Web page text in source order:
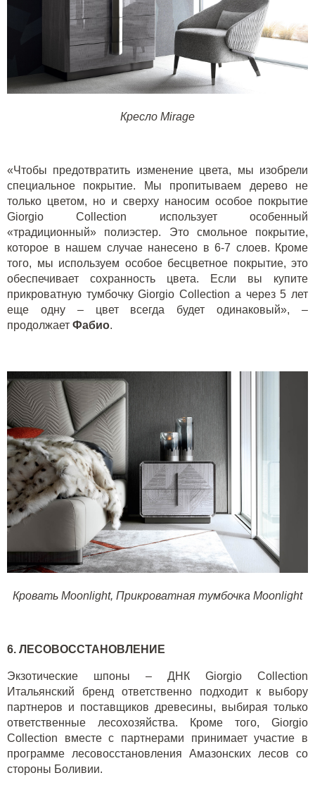
Кресло Mirage
«Чтобы предотвратить изменение цвета, мы изобрели
специальное покрытие. Мы пропитываем дерево не
только цветом, но и сверху наносим особое покрытие
Giorgio Collection использует особенный
«традиционный» полиэстер. Это смольное покрытие,
которое в нашем случае нанесено в 6-7 слоев. Кроме
того, мы используем особое бесцветное покрытие, это
обеспечивает сохранность цвета. Если вы купите
прикроватную тумбочкуGiorgio Collection а через 5 лет
еще одну – цвет всегда будет одинаковый», –
продолжает Фабио.
Кровать Moonlight, Прикроватная тумбочка Moonlight
6. ЛЕСОВОССТАНОВЛЕНИЕ
Экзотические шпоны – ДНК Giorgio Collection
Итальянский бренд ответственно подходит к выбору
партнеров и поставщиков древесины, выбирая только
ответственные лесохозяйства. Кроме того, Giorgio
Collection вместе с партнерами принимает участие в
программе лесовосстановления Амазонских лесов со
стороны Боливии.